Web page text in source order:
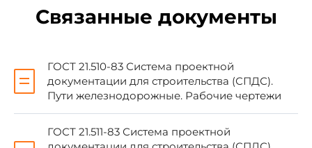
ГОСТ 21.510-83
ГОСТ 21.511-83
Связанные документы
ГОСТ 21.510-83 Система проектной
документации для строительства (СПДС).
Пути железнодорожные. Рабочие чертежи
ГОСТ 21.511-83 Система проектной